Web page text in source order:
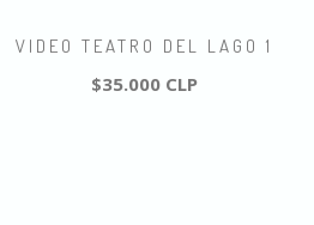
VIDEO TEATRO DEL LAGO 1
$35.000 CLP